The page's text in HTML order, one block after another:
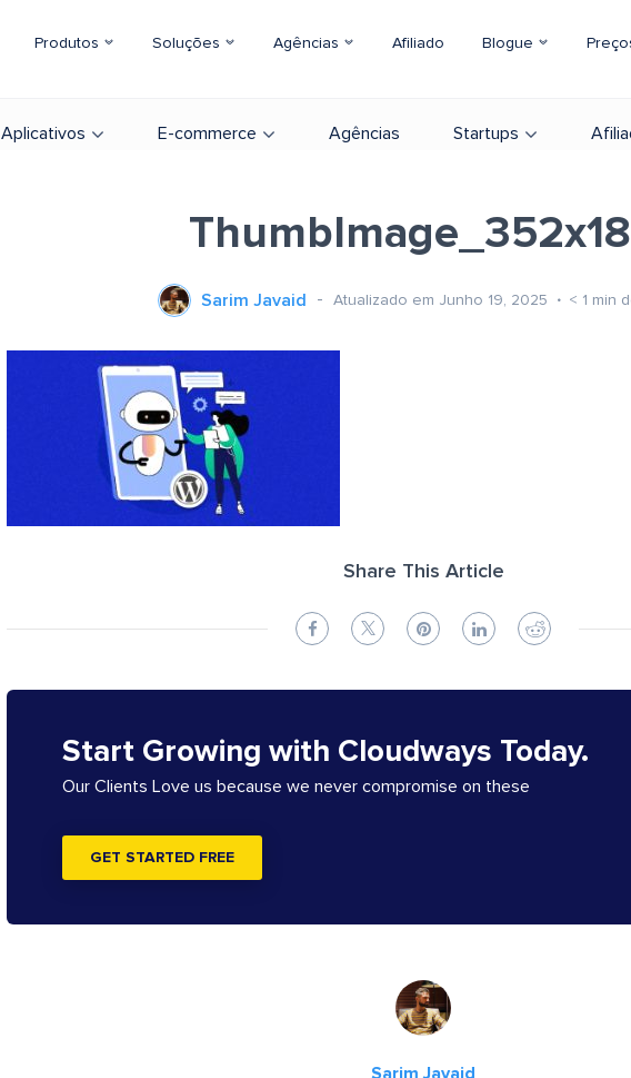
Produtos Soluções Agências Afiliado Blogue
Aplicativos E-commerce Agências Startups
Sarim Javaid Atualizado em Junho 19, 2025 < 1 min
Share This Article
Start Growing with Cloudways Today.
Our Clients Love us because we never compromise on these
GET STARTED FREE
Sarim Javaid